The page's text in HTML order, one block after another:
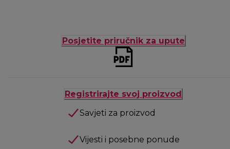
Posjetite priručnik za upute
Registrirajte svoj proizvod
Savjeti za proizvod
Vijesti i posebne ponude